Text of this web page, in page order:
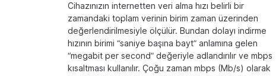
Cihazınızın internetten veri alma hızı belirli bir
zamandaki toplam verinin birim zaman üzerinden
değerlendirilmesiyle ölçülür. Bundan dolayı indirme
hızının birimi “saniye başına bayt” anlamına gelen
“megabit per second” değeriyle adlandırılır ve mbps
kısaltması kullanılır. Çoğu zaman mbps (Mb/s) olarak